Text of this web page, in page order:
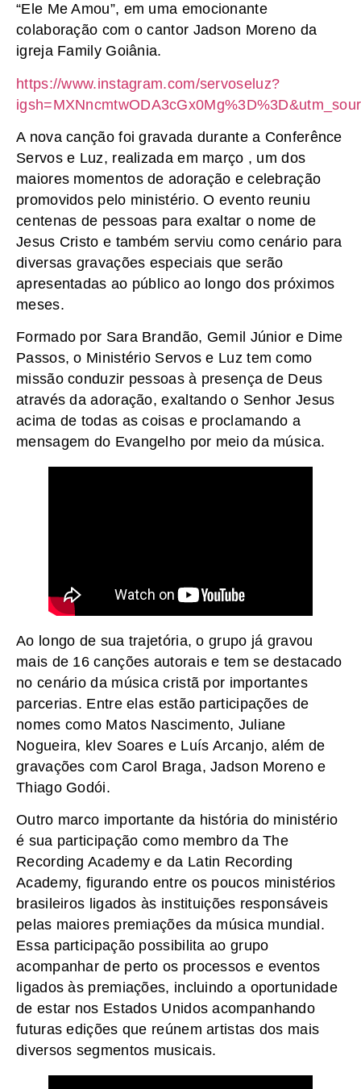
“Ele Me Amou”, em uma emocionante
colaboração com o cantor Jadson Moreno da
igreja Family Goiânia.
https://www.instagram.com/servoseluz?
A nova canção foi gravada durante a Conferênce
Servos e Luz, realizada em março , um dos
maiores momentos de adoração e celebração
promovidos pelo ministério. O evento reuniu
centenas de pessoas para exaltar o nome de
Jesus Cristo e também serviu como cenário para
diversas gravações especiais que serão
apresentadas ao público ao longo dos próximos
meses.
Formado por Sara Brandão, Gemil Júnior e Dime
Passos, o Ministério Servos e Luz tem como
missão conduzir pessoas à presença de Deus
através da adoração, exaltando o Senhor Jesus
acima de todas as coisas e proclamando a
mensagem do Evangelho por meio da música.
Ao longo de sua trajetória, o grupo já gravou
mais de 16 canções autorais e tem se destacado
no cenário da música cristã por importantes
parcerias. Entre elas estão participações de
nomes como Matos Nascimento, Juliane
Nogueira, klev Soares e Luís Arcanjo, além de
gravações com Carol Braga, Jadson Moreno e
Thiago Godói.
Outro marco importante da história do ministério
é sua participação como membro da The
Recording Academy e da Latin Recording
Academy, figurando entre os poucos ministérios
brasileiros ligados às instituições responsáveis
pelas maiores premiações da música mundial.
Essa participação possibilita ao grupo
acompanhar de perto os processos e eventos
ligados às premiações, incluindo a oportunidade
de estar nos Estados Unidos acompanhando
futuras edições que reúnem artistas dos mais
diversos segmentos musicais.